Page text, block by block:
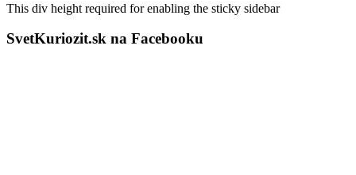
This div height required for enabling the sticky sidebar
SvetKuriozit.sk na Facebooku